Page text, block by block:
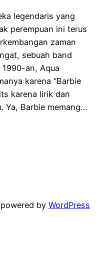
legendaris yang
perempuan ini terus
zaman
sebuah band
an, Aqua
karena “Barbie
karena lirik dan
Ya, Barbie memang…
by WordPress